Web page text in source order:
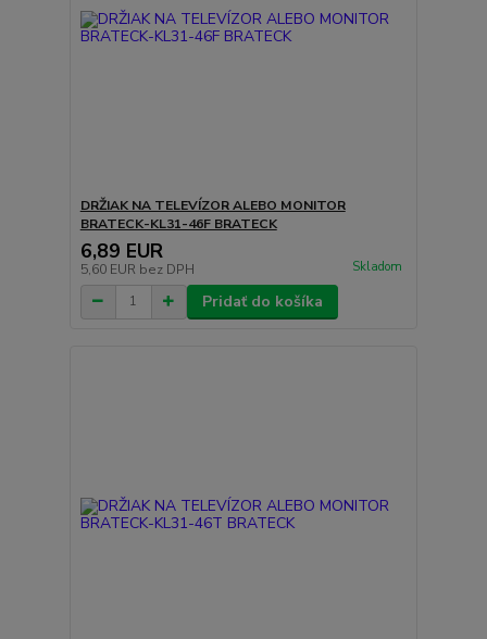
DRŽIAK NA TELEVÍZOR ALEBO MONITOR
BRATECK-KL31-46F BRATECK
6,89 EUR
5,60 EUR bez DPH Skladom
Pridať do košíka